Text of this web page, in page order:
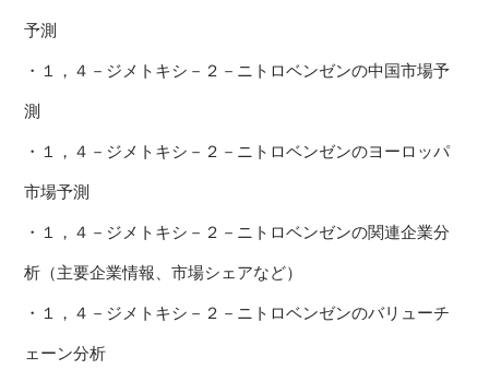
予測
・１，４－ジメトキシ－２－ニトロベンゼンの中国市場予
測
・１，４－ジメトキシ－２－ニトロベンゼンのヨーロッパ
市場予測
・１，４－ジメトキシ－２－ニトロベンゼンの関連企業分
析（主要企業情報、市場シェアなど）
・１，４－ジメトキシ－２－ニトロベンゼンのバリューチ
ェーン分析